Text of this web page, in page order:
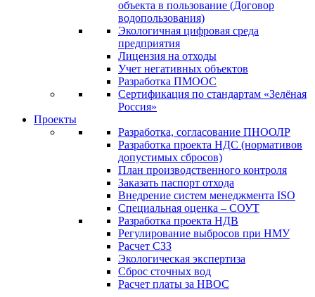
объекта в пользование (Договор
водопользования)
Экологичная цифровая среда
предприятия
Лицензия на отходы
Учет негативных объектов
Разработка ПМООС
Сертификация по стандартам «Зелёная
Россия»
Проекты
Разработка, согласование ПНООЛР
Разработка проекта НДС (нормативов
допустимых сбросов)
План производственного контроля
Заказать паспорт отхода
Внедрение систем менеджмента ISO
Специальная оценка – СОУТ
Разработка проекта НДВ
Регулирование выбросов при НМУ
Расчет СЗЗ
Экологическая экспертиза
Сброс сточных вод
Расчет платы за НВОС